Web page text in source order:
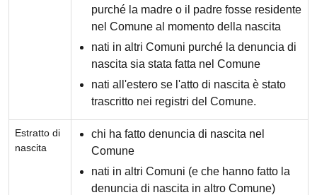
purché la madre o il padre fosse residente
nel Comune al momento della nascita
nati in altri Comuni purché la denuncia di
nascita sia stata fatta nel Comune
nati all'estero se l'atto di nascita è stato
trascritto nei registri del Comune.
Estratto di
nascita
chi ha fatto denuncia di nascita nel
Comune
nati in altri Comuni (e che hanno fatto la
denuncia di nascita in altro Comune)